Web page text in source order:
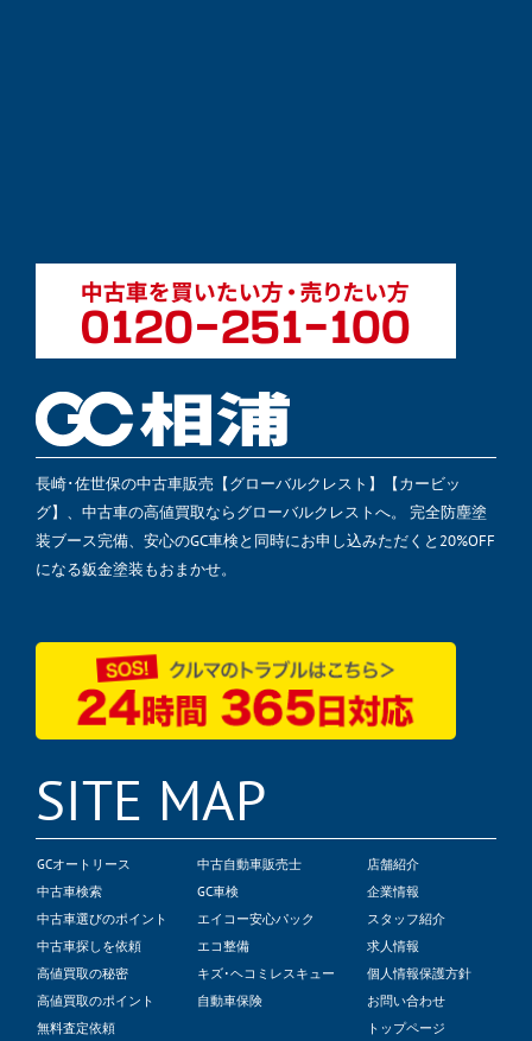
長崎･佐世保の中古車販売【グローバルクレスト】【カービッ
グ】、中古車の高値買取ならグローバルクレストへ。 完全防塵塗
装ブース完備、安心のGC車検と同時にお申し込みただくと20%OFF
になる鈑金塗装もおまかせ。
SITE MAP
GCオートリース
中古車検索
中古車選びのポイント
中古車探しを依頼
高値買取の秘密
高値買取のポイント
無料査定依頼
中古自動車販売士
GC車検
エイコー安心パック
エコ整備
キズ･ヘコミレスキュー
自動車保険
店舗紹介
企業情報
スタッフ紹介
求人情報
個人情報保護方針
お問い合わせ
トップページ